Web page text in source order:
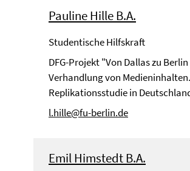
Pauline Hille B.A.
Studentische Hilfskraft
DFG-Projekt "Von Dallas zu
Verhandlung von
Replikationsstudie in
l.hille@fu-berlin.de
Emil Himstedt B.A.